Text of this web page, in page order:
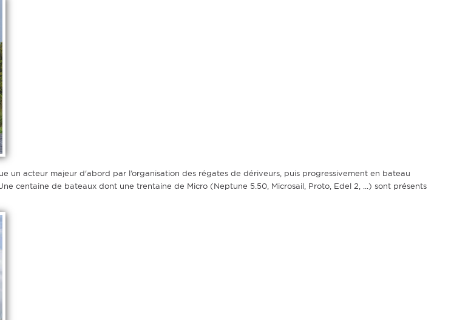
un acteur majeur d'abord par l’organisation des régates de dériveurs, puis progressivement en bateau
centaine de bateaux dont une trentaine de Micro (Neptune 5.50, Microsail, Proto, Edel 2, ...) sont présents